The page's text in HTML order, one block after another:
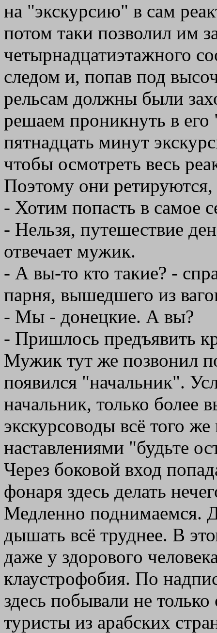
на "экскурсию" в сам
потом таки позволил им
четырнадцатиэтажного
следом и, попав под
рельсам должны были
решаем проникнуть в
пятнадцать минут
чтобы осмотреть весь
Поэтому они
- Хотим попасть в самое
- Нельзя, путешествие
отвечает мужик.
- А вы-то кто такие? -
парня, вышедшего из
- Мы - донецкие. А вы?
- Пришлось предъявить
Мужик тут же позвонил
появился "начальник".
начальник, только более
экскурсоводы всё того
наставлениями "будьте
Через боковой вход
фонаря здесь делать
Медленно
дышать всё труднее. В
даже у здорового
клаустрофобия. По
здесь побывали не
туристы из арабских